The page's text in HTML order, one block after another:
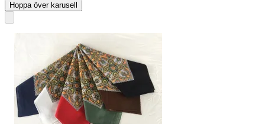
Hoppa över karusell